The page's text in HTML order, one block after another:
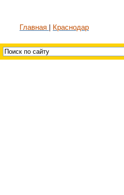
Главная Краснодар